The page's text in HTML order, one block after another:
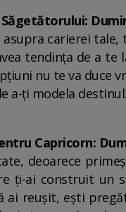
carierei
tendința de a
nu te va duce
a-ți modela destinul.
Capricorn:
deoarece
ți-ai construit un
ai reușit, ești